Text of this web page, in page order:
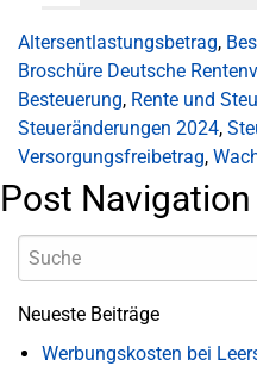
Altersentlastungsbetrag,
Broschüre Deutsche
Besteuerung, Rente und
Steueränderungen 2024,
Versorgungsfreibetrag,
Post Navigation
Neueste Beiträge
Werbungskosten bei